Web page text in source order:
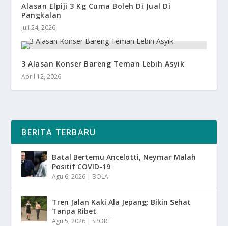
Alasan Elpiji 3 Kg Cuma Boleh Di Jual Di
Pangkalan
Juli 24, 2026
3 Alasan Konser Bareng Teman Lebih Asyik
April 12, 2026
BERITA TERBARU
Batal Bertemu Ancelotti, Neymar Malah
Positif COVID-19
Agu 6, 2026 | BOLA
Tren Jalan Kaki Ala Jepang: Bikin Sehat
Tanpa Ribet
Agu 5, 2026 | SPORT